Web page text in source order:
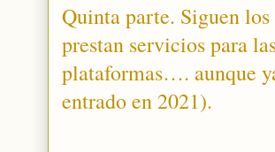
Quinta parte. Siguen
prestan servicios para
plataformas…. aunque
entrado en 2021).